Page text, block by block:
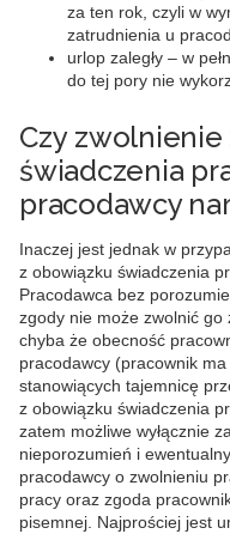
za ten rok, czyli w
zatrudnienia u
urlop zaległy – w
do tej pory nie
Czy
świadczenia
pracodawcy
Inaczej jest jednak w
z obowiązku świadczenia
Pracodawca bez
zgody nie może zwolnić go
chyba że obecność
pracodawcy (pracownik
stanowiących tajemnicę
z obowiązku świadczenia
zatem możliwe wyłącznie
nieporozumień i
pracodawcy o zwolnieniu
pracy oraz zgoda
pisemnej. Najprościej jest